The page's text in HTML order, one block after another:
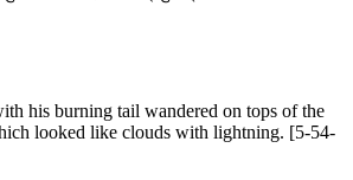
his burning tail wandered on tops of the
looked like clouds with lightning. [5-54-